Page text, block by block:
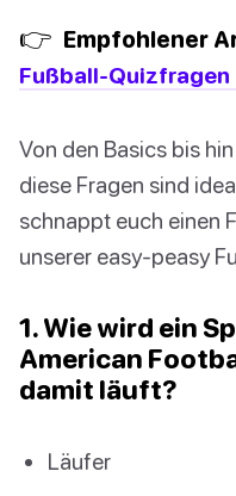
👉 Empfohlener
Fußball-
Von den Basics bis
diese Fragen sind
schnappt euch einen
unserer easy-peasy
1. Wie wird ein
American
damit läuft?
Läufer